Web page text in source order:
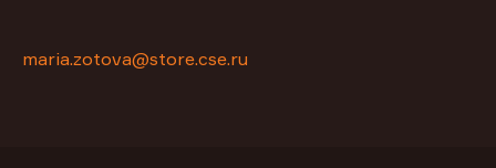
maria.zotova@store.cse.ru